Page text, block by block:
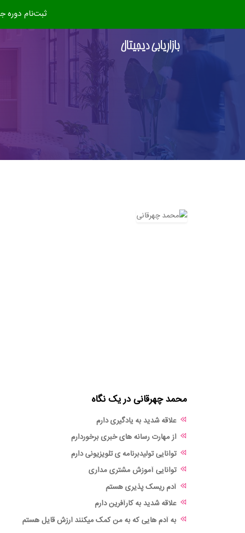
ثبت‌نام دوره جدید (مهر ۱۴۰۴) شروع شد. اطلاعات
محمد چهرقانی در یک نگاه
علاقه شدید به یادگیری دارم
از مهارت رسانه های خبری برخوردارم
توانایی تولیدبرنامه ی تلویزیونی دارم
توانایی آموزش مشتری مداری
آدم ریسک پذیری هستم
علاقه شدید به کارآفرین دارم
به آدم هایی که به من کمک میکنند ارزش قایل هستم